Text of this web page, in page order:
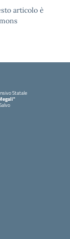
articolo è
Statale